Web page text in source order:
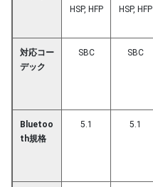
HSP, HFP
HSP, HFP
対応コー
デック
SBC SBC
Bluetoo
th規格
5.1 5.1